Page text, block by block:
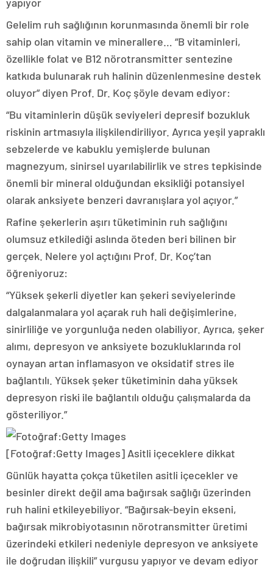
Gelelim ruh sağlığının korunmasında önemli bir role
sahip olan vitamin ve minerallere… “B vitaminleri,
özellikle folat ve B12 nörotransmitter sentezine
katkıda bulunarak ruh halinin düzenlenmesine destek
oluyor” diyen Prof. Dr. Koç şöyle devam ediyor:
“Bu vitaminlerin düşük seviyeleri depresif bozukluk
riskinin artmasıyla ilişkilendiriliyor. Ayrıca yeşil yapraklı
sebzelerde ve kabuklu yemişlerde bulunan
magnezyum, sinirsel uyarılabilirlik ve stres tepkisinde
önemli bir mineral olduğundan eksikliği potansiyel
olarak anksiyete benzeri davranışlara yol açıyor.”
Rafine şekerlerin aşırı tüketiminin ruh sağlığını
olumsuz etkilediği aslında öteden beri bilinen bir
gerçek. Nelere yol açtığını Prof. Dr. Koç’tan
öğreniyoruz:
“Yüksek şekerli diyetler kan şekeri seviyelerinde
dalgalanmalara yol açarak ruh hali değişimlerine,
sinirliliğe ve yorgunluğa neden olabiliyor. Ayrıca, şeker
alımı, depresyon ve anksiyete bozukluklarında rol
oynayan artan inflamasyon ve oksidatif stres ile
bağlantılı. Yüksek şeker tüketiminin daha yüksek
depresyon riski ile bağlantılı olduğu çalışmalarda da
gösteriliyor.”
[Fotoğraf:Getty Images] Asitli içeceklere dikkat
Günlük hayatta çokça tüketilen asitli içecekler ve
besinler direkt değil ama bağırsak sağlığı üzerinden
ruh halini etkileyebiliyor. “Bağırsak-beyin ekseni,
bağırsak mikrobiyotasının nörotransmitter üretimi
üzerindeki etkileri nedeniyle depresyon ve anksiyete
ile doğrudan ilişkili” vurgusu yapıyor ve devam ediyor